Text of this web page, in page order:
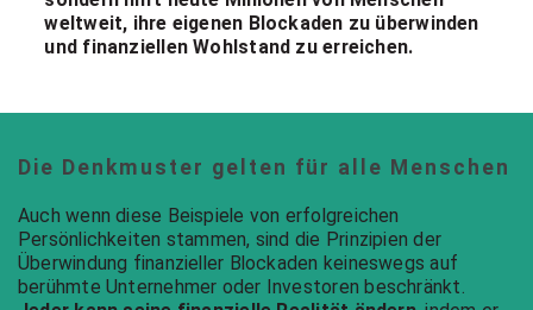
weltweit, ihre eigenen Blockaden zu überwinden
und finanziellen Wohlstand zu erreichen.
Die Denkmuster gelten für alle Menschen
Auch wenn diese Beispiele von erfolgreichen
Persönlichkeiten stammen, sind die Prinzipien der
Überwindung finanzieller Blockaden keineswegs auf
berühmte Unternehmer oder Investoren beschränkt.